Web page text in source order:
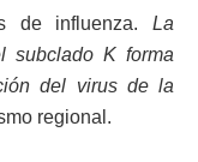
de influenza. La
subclado K forma
del virus de la
regional.